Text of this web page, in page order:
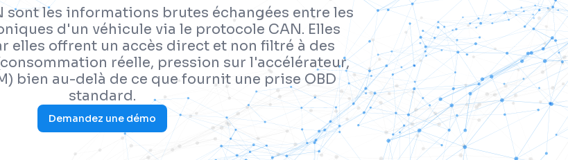
sont les informations brutes échangées entre les
d'un véhicule via le protocole CAN. Elles
elles offrent un accès direct et non filtré à des
réelle, pression sur l'accélérateur,
bien au-delà de ce que fournit une prise OBD
standard.
Demandez une démo